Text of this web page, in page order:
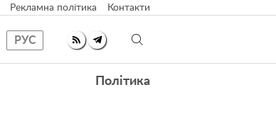
Рекламна політика Контакти
РУС
Політика